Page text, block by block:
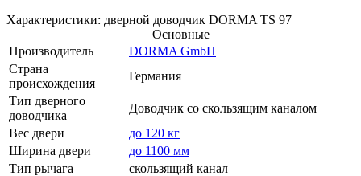
Характеристики: дверной доводчик DORMA TS 97
Основные
Производитель
DORMA GmbH
Страна
происхождения
Германия
Тип дверного
доводчика
Доводчик со скользящим каналом
Вес двери
до 120 кг
Ширина двери
до 1100 мм
Тип рычага
скользящий канал